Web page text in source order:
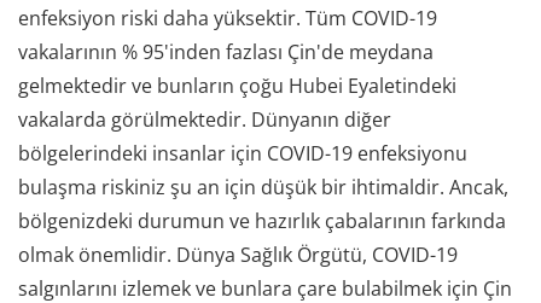
enfeksiyon riski daha yüksektir. Tüm COVID-19
vakalarının % 95'inden fazlası Çin'de meydana
gelmektedir ve bunların çoğu Hubei Eyaletindeki
vakalarda görülmektedir. Dünyanın diğer
bölgelerindeki insanlar için COVID-19 enfeksiyonu
bulaşma riskiniz şu an için düşük bir ihtimaldir. Ancak,
bölgenizdeki durumun ve hazırlık çabalarının farkında
olmak önemlidir. Dünya Sağlık Örgütü, COVID-19
salgınlarını izlemek ve bunlara çare bulabilmek için Çin